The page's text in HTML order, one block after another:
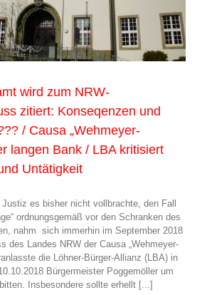
wird zum NRW-
zitiert: Konseqenzen und
/ Causa „Wehmeyer-
langen Bank / LBA kritisiert
Untätigkeit
es bisher nicht vollbrachte, den Fall
ordnungsgemäß vor den Schranken des
nahm sich immerhin im September 2018
des Landes NRW der Causa „Wehmeyer-
die Löhner-Bürger-Allianz (LBA) in
Bürgermeister Poggemöller um
Insbesondere sollte erhellt [...]